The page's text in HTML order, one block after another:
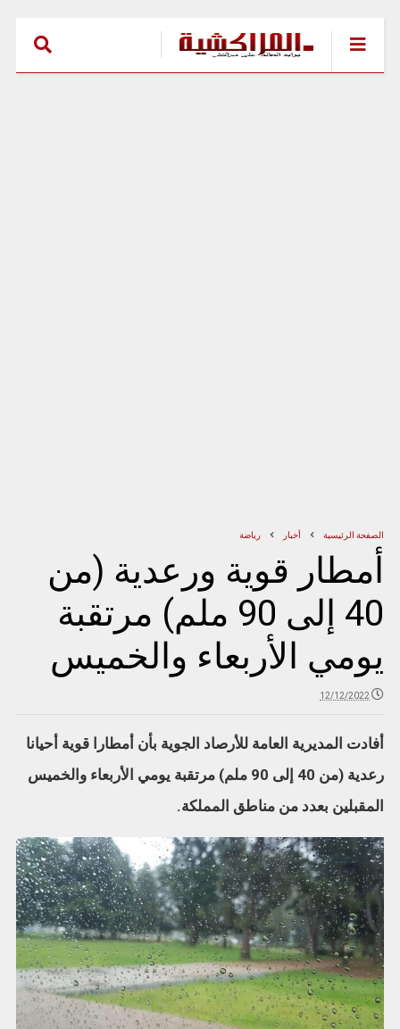
الصفحة الرئيسية أخبار رياضة
أمطار قوية ورعدية (من
40 إلى 90 ملم) مرتقبة
يومي الأربعاء والخميس
12/12/2022
أفادت المديرية العامة للأرصاد الجوية بأن أمطارا قوية أحيانا
رعدية (من 40 إلى 90 ملم) مرتقبة يومي الأربعاء والخميس
المقبلين بعدد من مناطق المملكة.